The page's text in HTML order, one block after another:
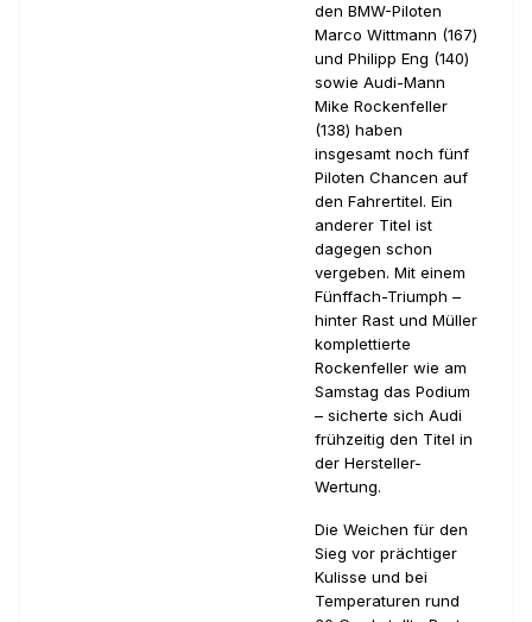
den BMW-Piloten
Marco Wittmann (167)
und Philipp Eng (140)
sowie Audi-Mann
Mike Rockenfeller
(138) haben
insgesamt noch fünf
Piloten Chancen auf
den Fahrertitel. Ein
anderer Titel ist
dagegen schon
vergeben. Mit einem
Fünffach-Triumph –
hinter Rast und Müller
komplettierte
Rockenfeller wie am
Samstag das Podium
– sicherte sich Audi
frühzeitig den Titel in
der Hersteller-
Wertung.
Die Weichen für den
Sieg vor prächtiger
Kulisse und bei
Temperaturen rund